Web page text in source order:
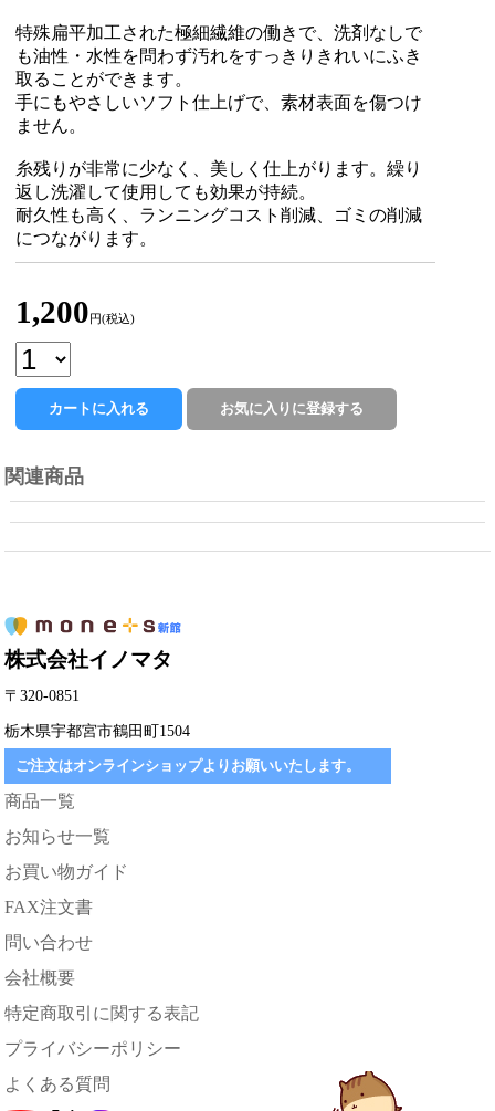
特殊扁平加工された極細繊維の働きで、洗剤なしで
も油性・水性を問わず汚れをすっきりきれいにふき
取ることができます。
手にもやさしいソフト仕上げで、素材表面を傷つけ
ません。
糸残りが非常に少なく、美しく仕上がります。繰り
返し洗濯して使用しても効果が持続。
耐久性も高く、ランニングコスト削減、ゴミの削減
につながります。
1,200 円(税込)
関連商品
株式会社イノマタ
〒320-0851
栃木県宇都宮市鶴田町1504
ご注文はオンラインショップよりお願いいたします。
商品一覧
お知らせ一覧
お買い物ガイド
FAX注文書
問い合わせ
会社概要
特定商取引に関する表記
プライバシーポリシー
よくある質問